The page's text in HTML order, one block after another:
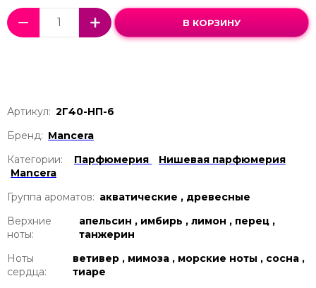
В КОРЗИНУ
Артикул: 2Г40-НП-6
Бренд: Mancera
Категории:
Парфюмерия
Нишевая парфюмерия
Mancera
Группа ароматов: акватические , древесные
Верхние
ноты:
апельсин , имбирь , лимон , перец ,
танжерин
Ноты
сердца:
ветивер , мимоза , морские ноты , сосна ,
тиаре